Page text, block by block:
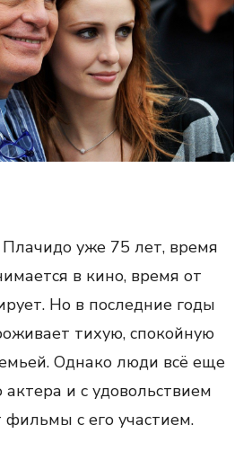
уже 75 лет, время
в кино, время от
Но в последние годы
тихую, спокойную
Однако люди всё еще
и с удовольствием
с его участием.